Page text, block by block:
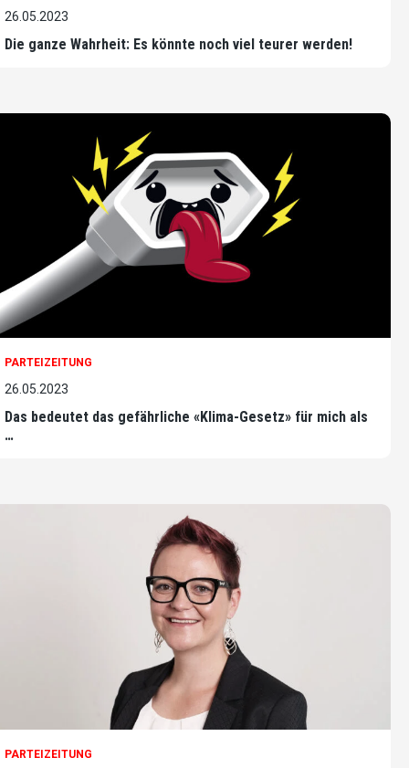
26.05.2023
Die ganze Wahrheit: Es könnte noch viel teurer werden!
PARTEIZEITUNG
26.05.2023
Das bedeutet das gefährliche «Klima-Gesetz» für mich als
…
PARTEIZEITUNG